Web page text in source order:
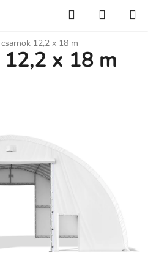
KeresésKOSÁR
12,2 x 18 m
x 18 m